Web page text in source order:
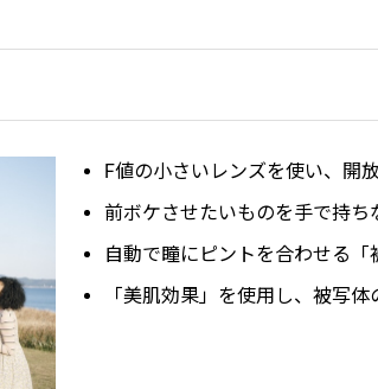
F値の小さいレンズを使い、開
前ボケさせたいものを手で持
自動で瞳にピントを合わせる
「美肌効果」を使用し、被写